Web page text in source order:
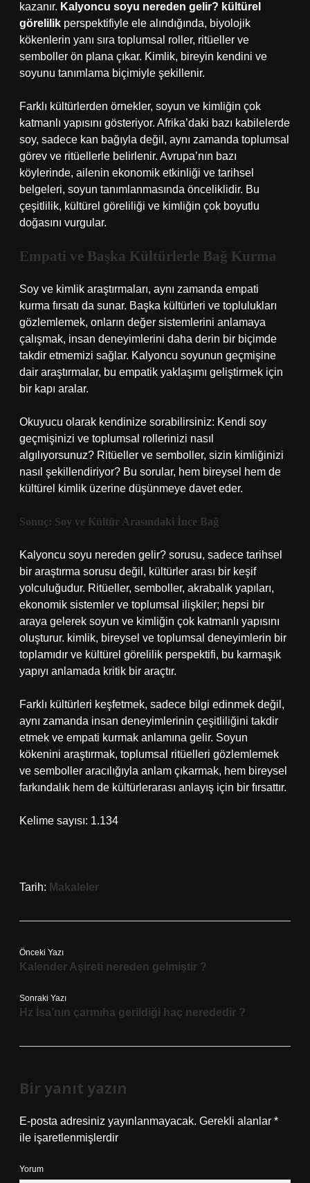
kazanır. Kalyoncu soyu nereden gelir? kültürel
görelilik perspektifiyle ele alındığında, biyolojik
kökenlerin yanı sıra toplumsal roller, ritüeller ve
semboller ön plana çıkar. Kimlik, bireyin kendini ve
soyunu tanımlama biçimiyle şekillenir.
Farklı kültürlerden örnekler, soyun ve kimliğin çok
katmanlı yapısını gösteriyor. Afrika’daki bazı kabilelerde
soy, sadece kan bağıyla değil, aynı zamanda toplumsal
görev ve ritüellerle belirlenir. Avrupa’nın bazı
köylerinde, ailenin ekonomik etkinliği ve tarihsel
belgeleri, soyun tanımlanmasında önceliklidir. Bu
çeşitlilik, kültürel göreliliği ve kimliğin çok boyutlu
doğasını vurgular.
Empati ve Başka Kültürlerle Bağ Kurma
Soy ve kimlik araştırmaları, aynı zamanda empati
kurma fırsatı da sunar. Başka kültürleri ve toplulukları
gözlemlemek, onların değer sistemlerini anlamaya
çalışmak, insan deneyimlerini daha derin bir biçimde
takdir etmemizi sağlar. Kalyoncu soyunun geçmişine
dair araştırmalar, bu empatik yaklaşımı geliştirmek için
bir kapı aralar.
Okuyucu olarak kendinize sorabilirsiniz: Kendi soy
geçmişinizi ve toplumsal rollerinizi nasıl
algılıyorsunuz? Ritüeller ve semboller, sizin kimliğinizi
nasıl şekillendiriyor? Bu sorular, hem bireysel hem de
kültürel kimlik üzerine düşünmeye davet eder.
Sonuç: Soy ve Kültür Arasındaki İnce Bağ
Kalyoncu soyu nereden gelir? sorusu, sadece tarihsel
bir araştırma sorusu değil, kültürler arası bir keşif
yolculuğudur. Ritüeller, semboller, akrabalık yapıları,
ekonomik sistemler ve toplumsal ilişkiler; hepsi bir
araya gelerek soyun ve kimliğin çok katmanlı yapısını
oluşturur. kimlik, bireysel ve toplumsal deneyimlerin bir
toplamıdır ve kültürel görelilik perspektifi, bu karmaşık
yapıyı anlamada kritik bir araçtır.
Farklı kültürleri keşfetmek, sadece bilgi edinmek değil,
aynı zamanda insan deneyimlerinin çeşitliliğini takdir
etmek ve empati kurmak anlamına gelir. Soyun
kökenini araştırmak, toplumsal ritüelleri gözlemlemek
ve semboller aracılığıyla anlam çıkarmak, hem bireysel
farkındalık hem de kültürlerarası anlayış için bir fırsattır.
Kelime sayısı: 1.134
Tarih: Makaleler
Önceki Yazı
Kalender Aşireti nereden gelmiştir ?
Sonraki Yazı
Hz İsa’nın çarmıha gerildiği haç nerededir ?
Bir yanıt yazın
E-posta adresiniz yayınlanmayacak. Gerekli alanlar *
ile işaretlenmişlerdir
Yorum